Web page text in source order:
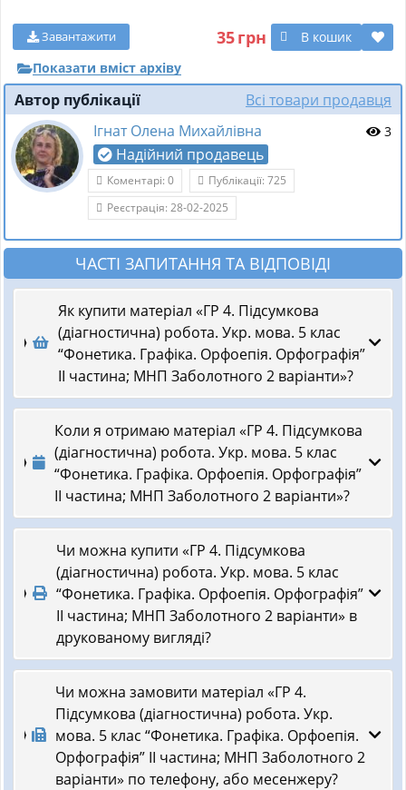
35грн В кошик
Завантажити
Показати вміст архіву
Автор публікації
Всі товари продавця
Ігнат Олена Михайлівна
Надійний продавець
3
Коментарі: 0
Публікації: 725
Реєстрація: 28-02-2025
ЧАСТІ ЗАПИТАННЯ ТА ВІДПОВІДІ
Як купити матеріал «ГР 4. Підсумкова
(діагностична) робота. Укр. мова. 5 клас
“Фонетика. Графіка. Орфоепія. Орфографія”
ІІ частина; МНП Заболотного 2 варіанти»?
Коли я отримаю матеріал «ГР 4. Підсумкова
(діагностична) робота. Укр. мова. 5 клас
“Фонетика. Графіка. Орфоепія. Орфографія”
ІІ частина; МНП Заболотного 2 варіанти»?
Чи можна купити «ГР 4. Підсумкова
(діагностична) робота. Укр. мова. 5 клас
“Фонетика. Графіка. Орфоепія. Орфографія”
ІІ частина; МНП Заболотного 2 варіанти» в
друкованому вигляді?
Чи можна замовити матеріал «ГР 4.
Підсумкова (діагностична) робота. Укр.
мова. 5 клас “Фонетика. Графіка. Орфоепія.
Орфографія” ІІ частина; МНП Заболотного 2
варіанти» по телефону, або месенжеру?